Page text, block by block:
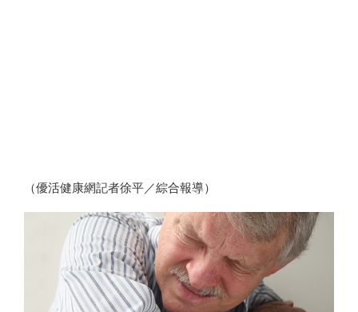
（優活健康網記者徐平／綜合報導）